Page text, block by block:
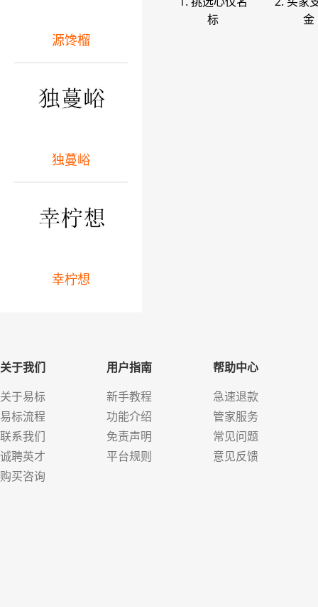
标
金
源馋榴
独蔓峪
幸柠想
关于我们
关于易标
易标流程
联系我们
诚聘英才
购买咨询
用户指南
新手教程
功能介绍
免责声明
平台规则
帮助中心
急速退款
管家服务
常见问题
意见反馈